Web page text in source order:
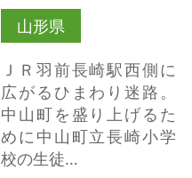
山形県
ＪＲ羽前長崎駅西側に
広がるひまわり迷路。
中山町を盛り上げるた
めに中山町立長崎小学
校の生徒…